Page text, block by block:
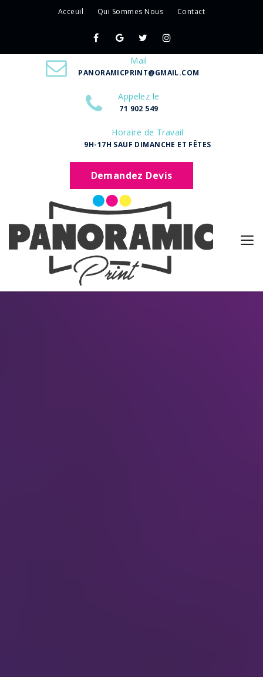
Acceuil Qui Sommes Nous Contact
Mail
PANORAMICPRINT@GMAIL.COM
Appelez le
71 902 549
Horaire de Travail
9H-17H SAUF DIMANCHE ET FÊTES
Demandez Devis